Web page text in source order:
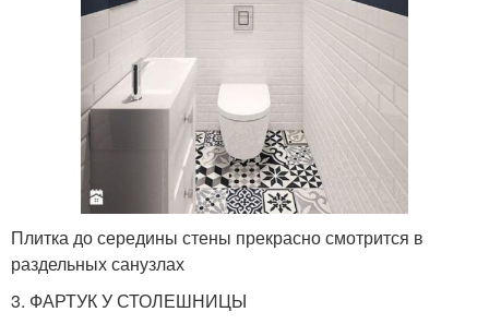
Плитка до середины стены прекрасно смотрится в
раздельных санузлах
3. ФАРТУК У СТОЛЕШНИЦЫ